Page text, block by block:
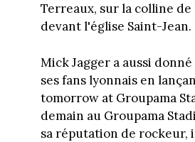
Terreaux, sur la colline
devant l'église Saint-Jean.
Mick Jagger a aussi
ses fans lyonnais en
tomorrow at Groupama
demain au Groupama
sa réputation de rockeur,